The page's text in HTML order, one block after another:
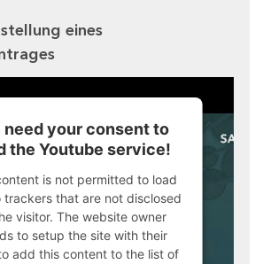
eines
need your consent to
the Youtube service!
is not permitted to load
trackers that are not disclosed
visitor. The website owner
to setup the site with their
add this content to the list of